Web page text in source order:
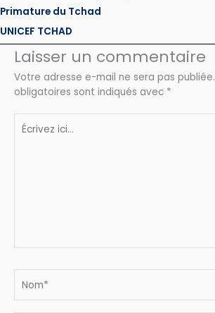
Primature du Tchad
UNICEF TCHAD
Laisser un commentaire
Votre adresse e-mail ne sera pas publiée.
obligatoires sont indiqués avec *
Écrivez
ici…